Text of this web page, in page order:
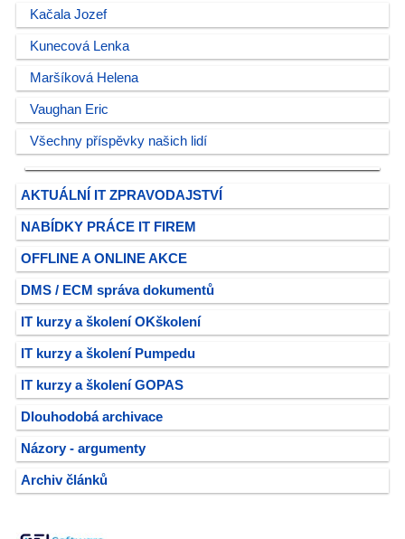
Kačala Jozef
Kunecová Lenka
Maršíková Helena
Vaughan Eric
Všechny příspěvky našich lidí
AKTUÁLNÍ IT ZPRAVODAJSTVÍ
NABÍDKY PRÁCE IT FIREM
OFFLINE A ONLINE AKCE
DMS / ECM správa dokumentů
IT kurzy a školení OKškolení
IT kurzy a školení Pumpedu
IT kurzy a školení GOPAS
Dlouhodobá archivace
Názory - argumenty
Archiv článků